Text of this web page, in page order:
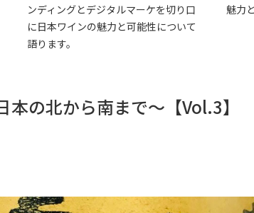
ンディングとデジタルマーケを切り口
に日本ワインの魅力と可能性について
語ります。
魅力
の北から南まで～【Vol.3】